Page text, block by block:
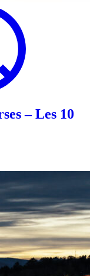
– Les 10